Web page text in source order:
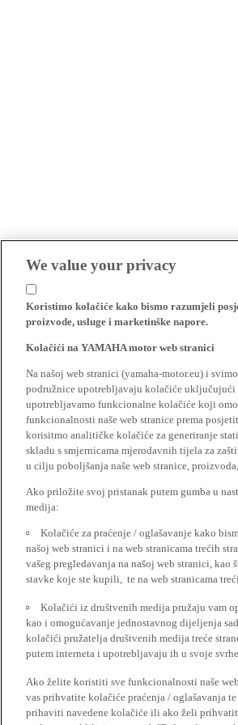
We value your privacy
Koristimo kolačiće kako bismo razumjeli
proizvode, usluge i marketinške napore.
Kolačići na YAMAHA motor web stranici
Na našoj web stranici (yamaha-motor.eu) i
podružnice upotrebljavaju kolačiće uključujući
upotrebljavamo funkcionalne kolačiće koji
funkcionalnosti naše web stranice prema
korisitmo analitičke kolačiće za generiranje
skladu s smjernicama mjerodavnih tijela za
u cilju poboljšanja naše web stranice,
Ako priložite svoj pristanak putem gumba u
medija:
Kolačiće za praćenje / oglašavanje kako
našoj web stranici i na web stranicama trećih
vašeg pregledavanja na našoj web stranici,
stavke koje ste kupili, te na web stranicama
Kolačići iz društvenih medija pružaju vam
kao i omogućavanje jednostavnog dijeljenja
kolačići pružatelja društvenih medija treće
putem interneta i upotrebljavaju ih u svoje
Ako želite koristiti sve funkcionalnosti naše
vas prihvatite kolačiće praćenja / oglašavanja
prihaviti navedene kolačiće ili ako želi